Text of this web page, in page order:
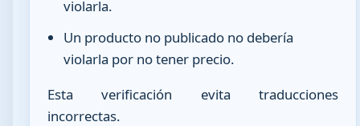
violarla.
Un producto no publicado no debería
violarla por no tener precio.
Esta verificación evita traducciones
incorrectas.